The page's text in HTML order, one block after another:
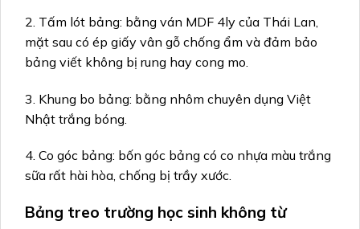
2. Tấm lót bảng: bằng ván MDF 4ly của Thái Lan,
mặt sau có ép giấy vân gỗ chống ẩm và đảm bảo
bảng viết không bị rung hay cong mo.
3. Khung bo bảng: bằng nhôm chuyên dụng Việt
Nhật trắng bóng.
4. Co góc bảng: bốn góc bảng có co nhựa màu trắng
sữa rất hài hòa, chống bị trầy xước.
Bảng treo trường học sinh không từ